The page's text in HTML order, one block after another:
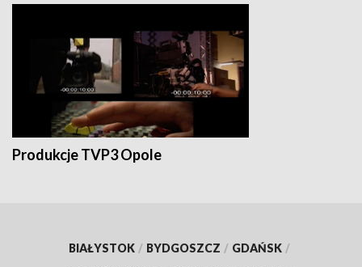
Produkcje TVP3 Opole
BIAŁYSTOK / BYDGOSZCZ / GDAŃSK /